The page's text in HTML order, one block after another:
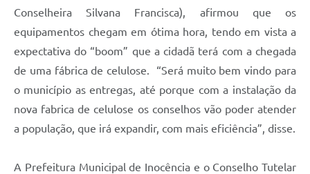
Conselheira Silvana Francisca), afirmou que os
equipamentos chegam em ótima hora, tendo em vista a
expectativa do “boom” que a cidadã terá com a chegada
de uma fábrica de celulose. “Será muito bem vindo para
o município as entregas, até porque com a instalação da
nova fabrica de celulose os conselhos vão poder atender
a população, que irá expandir, com mais eficiência”, disse.
A Prefeitura Municipal de Inocência e o Conselho Tutelar